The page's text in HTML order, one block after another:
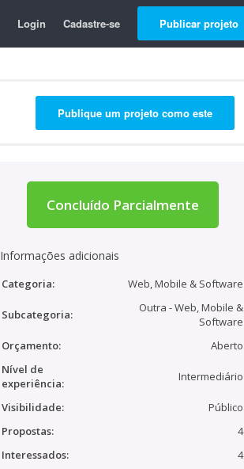
Login Cadastre-se Publicar projeto
Publique um projeto como este
Concluído Parcialmente
Informações adicionais
Categoria: Web, Mobile & Software
Subcategoria:
Outra - Web, Mobile &
Software
Orçamento:
Aberto
Nível de
experiência:
Intermediário
Visibilidade:
Público
Propostas:
4
Interessados:
4